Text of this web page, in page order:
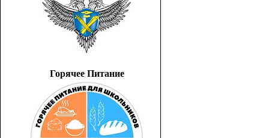
Горячее Питание